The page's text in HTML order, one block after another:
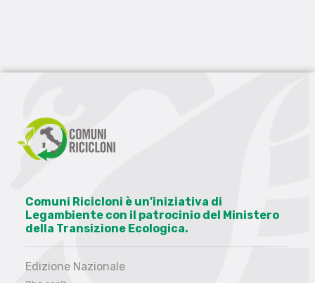
Comuni Ricicloni è un’iniziativa di
Legambiente con il patrocinio del Ministero
della Transizione Ecologica.
Edizione Nazionale